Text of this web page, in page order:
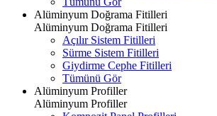
Alüminyum Doğrama Fitilleri
Alüminyum Doğrama Fitilleri
Açılır Sistem Fitilleri
Sürme Sistem Fitilleri
Giydirme Cephe Fitilleri
Tümünü Gör
Alüminyum Profiller
Alüminyum Profiller